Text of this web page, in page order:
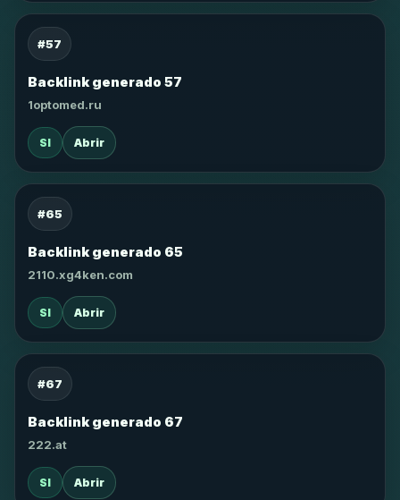
#57
Backlink generado 57
1optomed.ru
SI Abrir
#65
Backlink generado 65
2110.xg4ken.com
SI Abrir
#67
Backlink generado 67
222.at
SI Abrir